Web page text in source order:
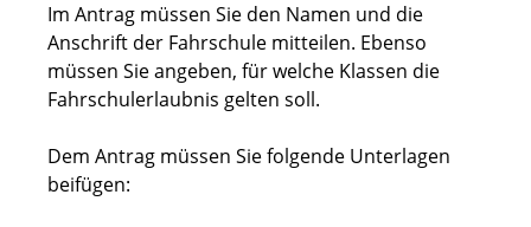
Im Antrag müssen Sie den Namen und die
Anschrift der Fahrschule mitteilen. Ebenso
müssen Sie angeben, für welche Klassen die
Fahrschulerlaubnis gelten soll.
Dem Antrag müssen Sie folgende Unterlagen
beifügen: